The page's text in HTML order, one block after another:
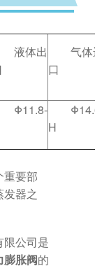
液体出
气体
口
Φ11.8-
H
重要部
器之
限公司是
膨胀阀的